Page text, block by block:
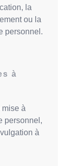
la
ou la
personnel.
à
mise à
personnel,
à